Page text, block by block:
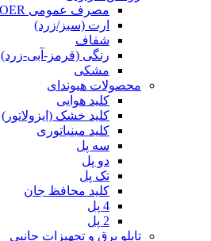
مصرف عمومی WOER
ارت (سبز/زرد)
شفاف
رنگی (قرمز-آبی-زرد)
مشکی
محصولات هیوندای
کلید هوایی
کلید خشک (ایزولاتور)
کلید مینیاتوری
سه پل
دو پل
تک پل
کلید محافظ جان
4 پل
2 پل
تابلو برق و تجهیزات جانبی